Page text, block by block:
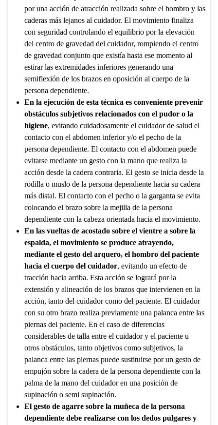
por una acción de atracción realizada sobre el hombro y las
caderas más lejanos al cuidador. El movimiento finaliza
con seguridad controlando el equilibrio por la elevación
del centro de gravedad del cuidador, rompiendo el centro
de gravedad conjunto que existía hasta ese momento al
estirar las extremidades inferiores generando una
semiflexión de los brazos en oposición al cuerpo de la
persona dependiente.
En la ejecución de esta técnica es conveniente prevenir
obstáculos subjetivos relacionados con el pudor o la
higiene, evitando cuidadosamente el cuidador de salud el
contacto con el abdomen inferior y/o el pecho de la
persona dependiente. El contacto con el abdomen puede
evitarse mediante un gesto con la mano que realiza la
acción desde la cadera contraria. El gesto se inicia desde la
rodilla o muslo de la persona dependiente hacia su cadera
más distal. El contacto con el pecho o la garganta se evita
colocando el brazo sobre la mejilla de la persona
dependiente con la cabeza orientada hacia el movimiento.
En las vueltas de acostado sobre el vientre a sobre la
espalda, el movimiento se produce atrayendo,
mediante el gesto del arquero, el hombro del paciente
hacia el cuerpo del cuidador, evitando un efecto de
tracción hacia arriba. Esta acción se logrará por la
extensión y alineación de los brazos que intervienen en la
acción, tanto del cuidador como del paciente. El cuidador
con su otro brazo realiza previamente una palanca entre las
piernas del paciente. En el caso de diferencias
considerables de talla entre el cuidador y el paciente u
otros obstáculos, tanto objetivos como subjetivos, la
palanca entre las piernas puede sustituirse por un gesto de
empujón sobre la cadera de la persona dependiente con la
palma de la mano del cuidador en una posición de
supinación o semi supinación.
El gesto de agarre sobre la muñeca de la persona
dependiente debe realizarse con los dedos pulgares y